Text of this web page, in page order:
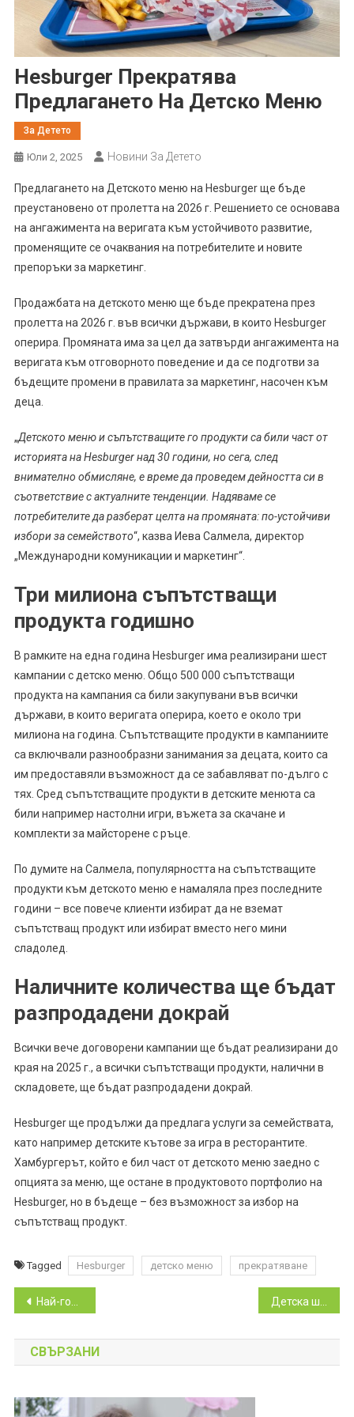
Hesburger Прекратява
Предлагането На Детско Меню
За Детето
Юли 2, 2025 Новини За Детето
Предлагането на Детското меню на Hesburger ще бъде
преустановено от пролетта на 2026 г. Решението се основава
на ангажимента на веригата към устойчивото развитие,
променящите се очаквания на потребителите и новите
препоръки за маркетинг.
Продажбата на детското меню ще бъде прекратена през
пролетта на 2026 г. във всички държави, в които Hesburger
оперира. Промяната има за цел да затвърди ангажимента на
веригата към отговорното поведение и да се подготви за
бъдещите промени в правилата за маркетинг, насочен към
деца.
„Детското меню и съпътстващите го продукти са били част от
историята на Hesburger над 30 години, но сега, след
внимателно обмисляне, е време да проведем дейността си в
съответствие с актуалните тенденции. Надяваме се
потребителите да разберат целта на промяната: по-устойчиви
избори за семейството“, казва Иева Салмела, директор
„Международни комуникации и маркетинг“.
Три милиона съпътстващи
продукта годишно
В рамките на една година Hesburger има реализирани шест
кампании с детско меню. Общо 500 000 съпътстващи
продукта на кампания са били закупувани във всички
държави, в които веригата оперира, което е около три
милиона на година. Съпътстващите продукти в кампаниите
са включвали разнообразни занимания за децата, които са
им предоставяли възможност да се забавляват по-дълго с
тях. Сред съпътстващите продукти в детските менюта са
били например настолни игри, въжета за скачане и
комплекти за майсторене с ръце.
По думите на Салмела, популярността на съпътстващите
продукти към детското меню е намаляла през последните
години – все повече клиенти избират да не вземат
съпътстващ продукт или избират вместо него мини
сладолед.
Наличните количества ще бъдат
разпродадени докрай
Всички вече договорени кампании ще бъдат реализирани до
края на 2025 г., а всички съпътстващи продукти, налични в
складовете, ще бъдат разпродадени докрай.
Hesburger ще продължи да предлага услуги за семействата,
като например детските кътове за игра в ресторантите.
Хамбургерът, който е бил част от детското меню заедно с
опцията за меню, ще остане в продуктовото портфолио на
Hesburger, но в бъдеще – без възможност за избор на
съпътстващ продукт.
Tagged Hesburger детско меню прекратяване
Навигация
Най-големият ринк за ролкови кънки в столицата Drink Rink отвори врати на 27 юни
СВЪРЗАНИ